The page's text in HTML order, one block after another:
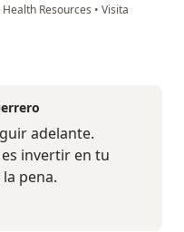
Resources • Visita
Verano
adelante.
invertir en tu
pena.